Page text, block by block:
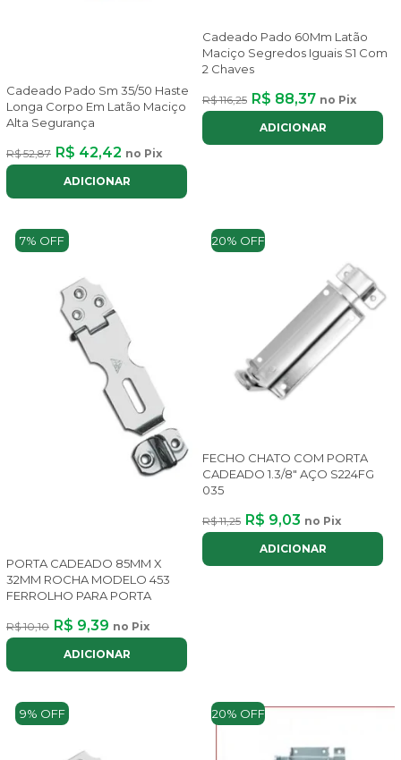
Cadeado Pado Sm 35/50 Haste
Longa Corpo Em Latão Maciço
Alta Segurança
R$ 52,87 R$ 42,42 no Pix
ADICIONAR
Cadeado Pado 60Mm Latão
Maciço Segredos Iguais S1 Com
2 Chaves
R$ 116,25 R$ 88,37 no Pix
ADICIONAR
7% OFF
PORTA CADEADO 85MM X
32MM ROCHA MODELO 453
FERROLHO PARA PORTA
R$ 10,10 R$ 9,39 no Pix
ADICIONAR
20% OFF
FECHO CHATO COM PORTA
CADEADO 1.3/8" AÇO S224FG
035
R$ 11,25 R$ 9,03 no Pix
ADICIONAR
9% OFF 20% OFF